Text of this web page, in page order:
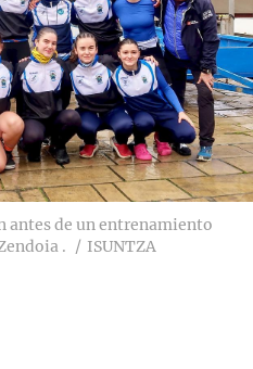
antes de un entrenamiento
.
ISUNTZA